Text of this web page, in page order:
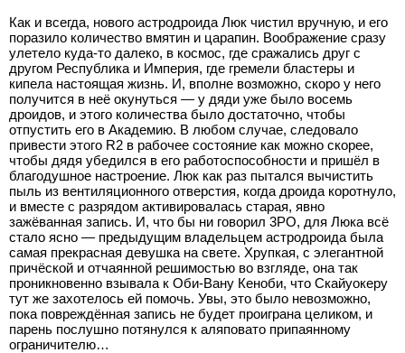
Как и всегда, нового астродроида Люк чистил вручную, и его
поразило количество вмятин и царапин. Воображение сразу
улетело куда-то далеко, в космос, где сражались друг с
другом Республика и Империя, где гремели бластеры и
кипела настоящая жизнь. И, вполне возможно, скоро у него
получится в неё окунуться — у дяди уже было восемь
дроидов, и этого количества было достаточно, чтобы
отпустить его в Академию. В любом случае, следовало
привести этого R2 в рабочее состояние как можно скорее,
чтобы дядя убедился в его работоспособности и пришёл в
благодушное настроение. Люк как раз пытался вычистить
пыль из вентиляционного отверстия, когда дроида коротнуло,
и вместе с разрядом активировалась старая, явно
зажёванная запись. И, что бы ни говорил 3РО, для Люка всё
стало ясно — предыдущим владельцем астродроида была
самая прекрасная девушка на свете. Хрупкая, с элегантной
причёской и отчаянной решимостью во взгляде, она так
проникновенно взывала к Оби-Вану Кеноби, что Скайуокеру
тут же захотелось ей помочь. Увы, это было невозможно,
пока повреждённая запись не будет проиграна целиком, и
парень послушно потянулся к аляповато припаянному
ограничителю…